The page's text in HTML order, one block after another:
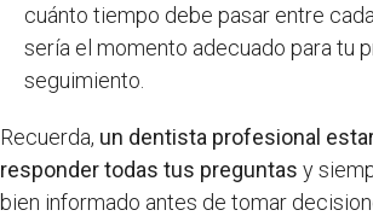
cuánto tiempo debe pasar entre
sería el momento adecuado para tu
seguimiento.
Recuerda, un dentista profesional
responder todas tus preguntas y
bien informado antes de tomar